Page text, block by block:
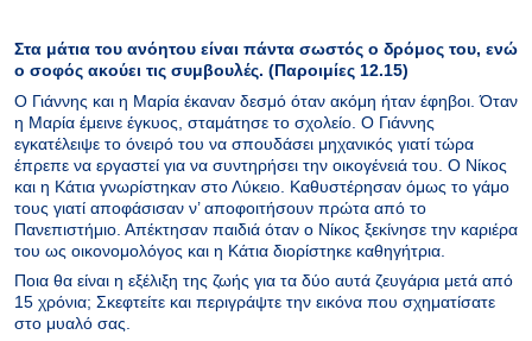
Στα μάτια του ανόητου είναι πάντα σωστός ο δρόμος του, ενώ
ο σοφός ακούει τις συμβουλές. (Παροιμίες 12.15)
Ο Γιάννης και η Μαρία έκαναν δεσμό όταν ακόμη ήταν έφηβοι. Όταν
η Μαρία έμεινε έγκυος, σταμάτησε το σχολείο. Ο Γιάννης
εγκατέλειψε το όνειρό του να σπουδάσει μηχανικός γιατί τώρα
έπρεπε να εργαστεί για να συντηρήσει την οικογένειά του. Ο Νίκος
και η Κάτια γνωρίστηκαν στο Λύκειο. Καθυστέρησαν όμως το γάμο
τους γιατί αποφάσισαν ν’ αποφοιτήσουν πρώτα από το
Πανεπιστήμιο. Απέκτησαν παιδιά όταν ο Νίκος ξεκίνησε την καριέρα
του ως οικονομολόγος και η Κάτια διορίστηκε καθηγήτρια.
Ποια θα είναι η εξέλιξη της ζωής για τα δύο αυτά ζευγάρια μετά από
15 χρόνια; Σκεφτείτε και περιγράψτε την εικόνα που σχηματίσατε
στο μυαλό σας.